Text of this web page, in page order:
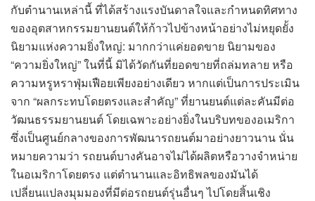
กับตำนานเหล่านี้ ที่ได้สร้างแรงบันดาลใจและกำหนดทิศทาง
ของอุตสาหกรรมยานยนต์ให้ก้าวไปข้างหน้าอย่างไม่หยุดยั้ง
นิยามแห่งความยิ่งใหญ่: มากกว่าแค่ยอดขาย นิยามของ
“ความยิ่งใหญ่” ในที่นี้ มิได้วัดกันที่ยอดขายที่ถล่มทลาย หรือ
ความหรูหราฟุ่มเฟือยเพียงอย่างเดียว หากแต่เป็นการประเมิน
จาก “ผลกระทบโดยตรงและสำคัญ” ที่ยานยนต์แต่ละคันมีต่อ
วัฒนธรรมยานยนต์ โดยเฉพาะอย่างยิ่งในบริบทของอเมริกา
ซึ่งเป็นศูนย์กลางของการพัฒนารถยนต์มาอย่างยาวนาน นั่น
หมายความว่า รถยนต์บางคันอาจไม่ได้ผลิตหรือวางจำหน่าย
ในอเมริกาโดยตรง แต่ตำนานและอิทธิพลของมันได้
เปลี่ยนแปลงมุมมองที่มีต่อรถยนต์รุ่นอื่นๆ ไปโดยสิ้นเชิง